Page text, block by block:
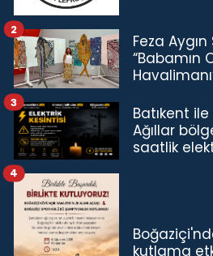
Feza Aygın
“Babamın
2
Batıkent
Ağıllar
saatlik
3
kutlama
4